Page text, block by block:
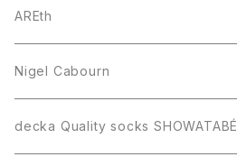
AREth
Nigel Cabourn
decka Quality socks SHOWATABÉ